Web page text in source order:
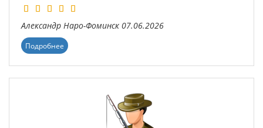
Александр Наро-Фоминск 07.06.2026
Подробнее